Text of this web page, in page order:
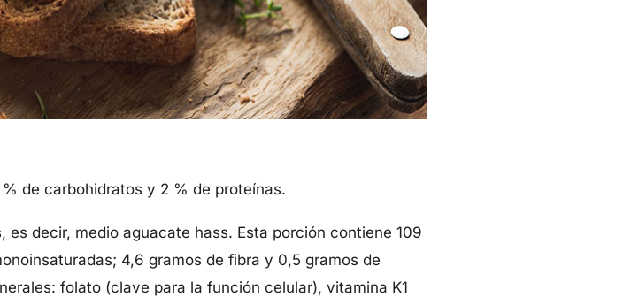
de carbohidratos y 2 % de proteínas.
decir, medio aguacate hass. Esta porción contiene 109
4,6 gramos de fibra y 0,5 gramos de
folato (clave para la función celular), vitamina K1